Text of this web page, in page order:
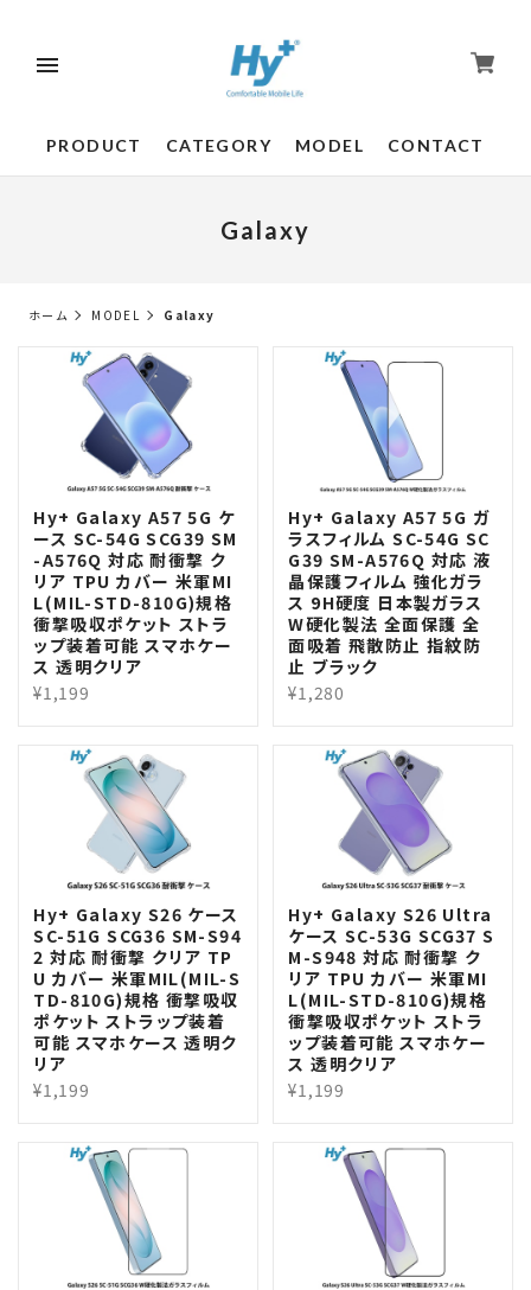
PRODUCT CATEGORY MODEL CONTACT
Galaxy
ホーム MODEL Galaxy
Hy+ Galaxy A57 5G ケ
ース SC-54G SCG39 SM
-A576Q 対応 耐衝撃 ク
リア TPU カバー 米軍MI
L(MIL-STD-810G)規格
衝撃吸収ポケット ストラ
ップ装着可能 スマホケー
ス 透明クリア
¥1,199
Hy+ Galaxy A57 5G ガ
ラスフィルム SC-54G SC
G39 SM-A576Q 対応 液
晶保護フィルム 強化ガラ
ス 9H硬度 日本製ガラス
W硬化製法 全面保護 全
面吸着 飛散防止 指紋防
止 ブラック
¥1,280
Hy+ Galaxy S26 ケース
SC-51G SCG36 SM-S94
2 対応 耐衝撃 クリア TP
U カバー 米軍MIL(MIL-S
TD-810G)規格 衝撃吸収
ポケット ストラップ装着
可能 スマホケース 透明ク
リア
¥1,199
Hy+ Galaxy S26 Ultra
ケース SC-53G SCG37 S
M-S948 対応 耐衝撃 ク
リア TPU カバー 米軍MI
L(MIL-STD-810G)規格
衝撃吸収ポケット ストラ
ップ装着可能 スマホケー
ス 透明クリア
¥1,199